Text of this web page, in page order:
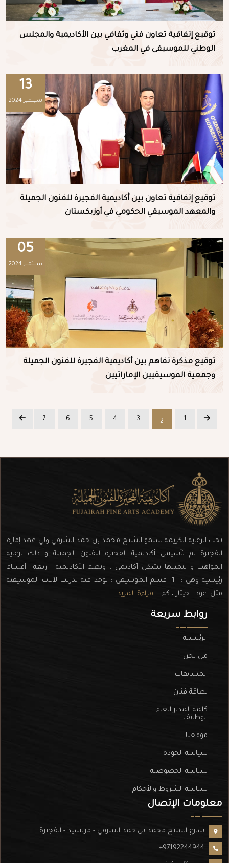
توقيع إتفاقية تعاون فني وثقافي بين الأكاديمية والمجلس
الوطني للموسيقى في المغرب
13
سبتمبر 2024
توقيع إتفاقية تعاون بين أكاديمية الفجيرة للفنون الجميلة
والمعهد الموسيقي الحكومي في أوزبكستان
05
سبتمبر 2024
توقيع مذكرة تفاهم بين أكاديمية الفجيرة للفنون الجميلة
وجمعية الموسيقيين الإماراتيين
1
2
3
4
5
6
7
تحت الرعاية الكريمة لسمو الشيخ محمد بن حمد الشرقي ولي عهد إمارة
الفجيرة تم تأسيس أكاديمية الفجيرة للفنون الجميلة و ذلك لرعاية
المواهب و تنميتها بشكل أكاديمي ، وتضم الأكاديمية اربعة أقسام
رئيسية وهي : 1- قسم الموسيقى : يوجد فيه تدريب لآلات الموسيقية
مثل: عود ، جيتار ، كم.... قراءة المزيد
روابط سريعة
الرئيسية
من نحن
المسابقات
بطاقة فنان
كلمة المدير العام
الوظائف
موقعنا
سياسة الجودة
سياسة الخصوصية
سياسة الشروط والأحكام
معلومات الإتصال
شارع الشيخ محمد بن حمد الشرقي - مريشيد - الفجيرة
+97192244944